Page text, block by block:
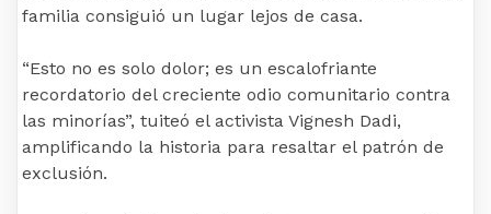
familia consiguió un lugar lejos de casa.
“Esto no es solo dolor; es un escalofriante
recordatorio del creciente odio comunitario contra
las minorías”, tuiteó el activista Vignesh Dadi,
amplificando la historia para resaltar el patrón de
exclusión.